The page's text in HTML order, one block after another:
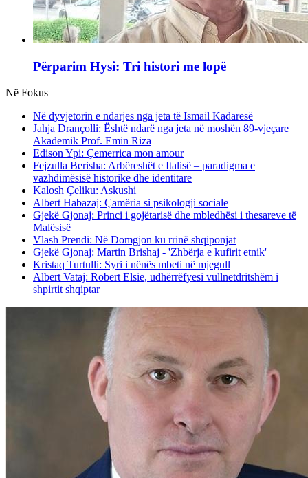
Përparim Hysi: Tri histori me lopë
Në Fokus
Në dyvjetorin e ndarjes nga jeta të Ismail Kadaresë
Jahja Drançolli: Është ndarë nga jeta në moshën 89-vjeçare
Akademik Prof. Emin Riza
Edison Ypi: Çemerrica mon amour
Fejzulla Berisha: Arbëreshët e Italisë – paradigma e
vazhdimësisë historike dhe identitare
Kalosh Çeliku: Askushi
Albert Habazaj: Çamëria si psikologji sociale
Gjekë Gjonaj: Princi i gojëtarisë dhe mbledhësi i thesareve të
Malësisë
Vlash Prendi: Në Domgjon ku rrinë shqiponjat
Gjekë Gjonaj: Martin Brishaj - 'Zhbërja e kufirit etnik'
Kristaq Turtulli: Syri i nënës mbeti në mjegull
Albert Vataj: Robert Elsie, udhërrëfyesi vullnetdritshëm i
shpirtit shqiptar